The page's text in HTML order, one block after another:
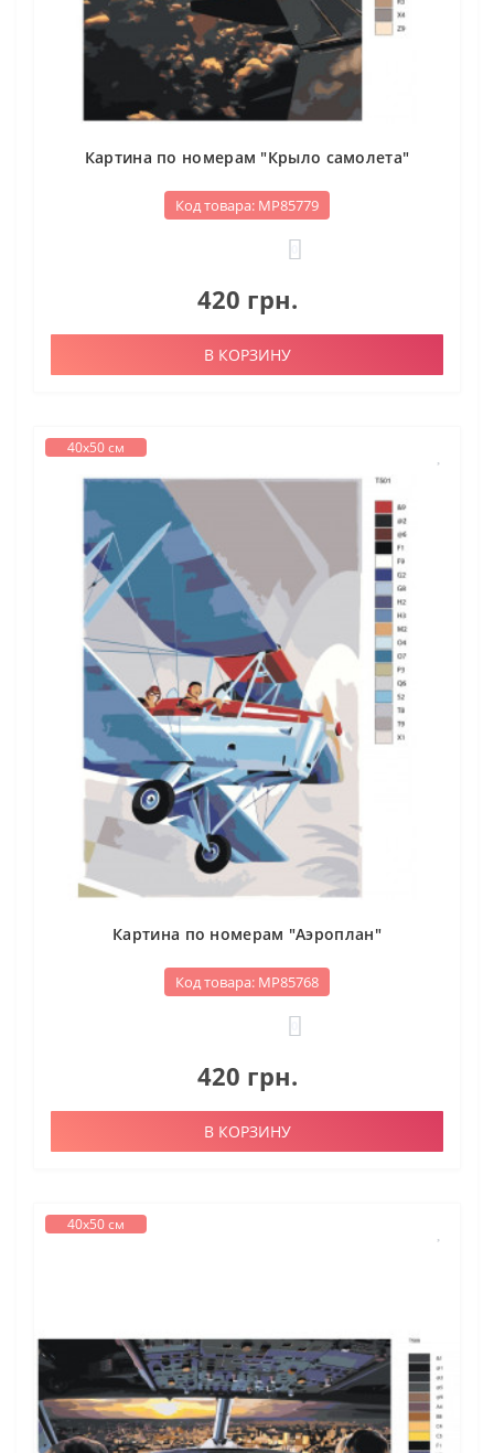
Картина по номерам "Крыло самолета"
Код товара: МР85779
420 грн.
В КОРЗИНУ
40х50 см
Картина по номерам "Аэроплан"
Код товара: МР85768
420 грн.
В КОРЗИНУ
40х50 см